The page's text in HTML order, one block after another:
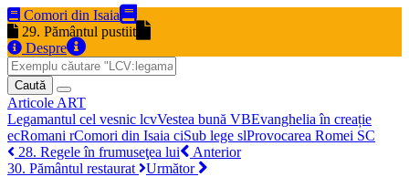
Comori din Isaia
29. Pământul pustiit
Despre
Caută
Articole ART
Legamantul cel vesnic lcvVestea bună VBEvanghelia în creație
ecRomani rComori din Isaia ciSub lege slProvocarea Romei SC
28. Regele în frumuseţea lui
Anterior
30. Pământul restaurat
Următor